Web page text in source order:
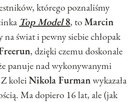
którego poznaliśmy
Top Model8, toMarcin
świat i pewny siebie chłopak
, dzięki czemu doskonale
panuje nad wykonywanymi
koleiNikola Furmanwykazała
Ma dopiero 16 lat, ale (jak